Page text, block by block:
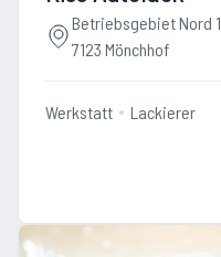
Betriebsgebiet Nord 1
7123 Mönchhof
Werkstatt Lackierer